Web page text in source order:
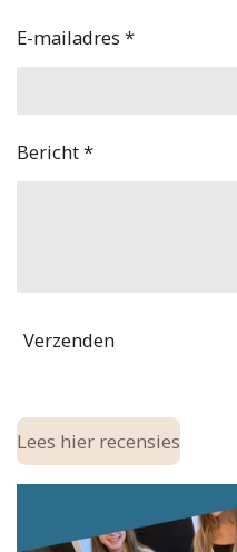
E-mailadres *
Bericht *
Verzenden
Lees hier recensies